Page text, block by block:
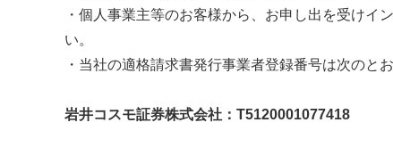
・個人事業主等のお客様から、お申し出を受けイ
い。
・当社の適格請求書発行事業者登録番号は次のとお
岩井コスモ証券株式会社：T5120001077418